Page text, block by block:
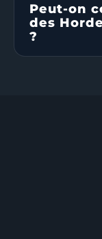
Peut-on
des
?